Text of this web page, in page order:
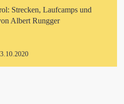
Strecken, Laufcamps und
Albert Rungger